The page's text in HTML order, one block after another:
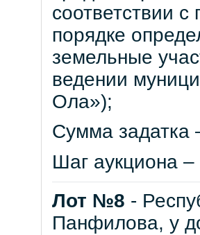
соответствии
порядке
земельные
ведении
Ола»);
Сумма задатка
Шаг аукциона
Лот №8 -
Панфилова, у